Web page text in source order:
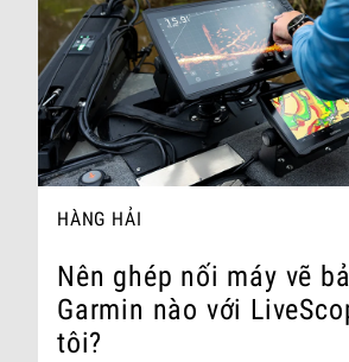
HÀNG HẢI
Nên ghép nối máy vẽ
Garmin nào với
tôi?